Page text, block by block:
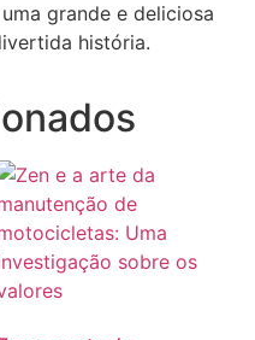
grande e deliciosa
história.